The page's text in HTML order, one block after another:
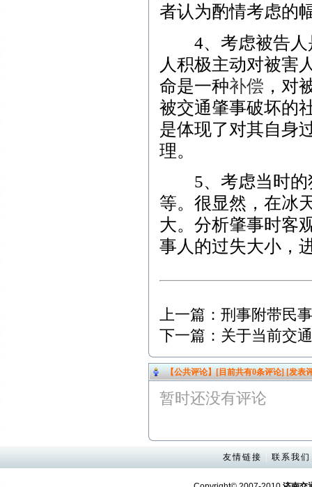
者认为酌情考虑的
4、考虑被告人
人积极主动对被害
命是一种补偿 ，对
被交通肇事破坏的
是体现了对其自身
理。
5、考虑当时的
等。很显然，在冰
大。分析肇事时客
事人的过失大小，
上一篇： 刑事附带民
下一篇： 关于当前交
【公共评论】[目前共有0条评论][发表
暂时还没有评论
友情链接 联系我们